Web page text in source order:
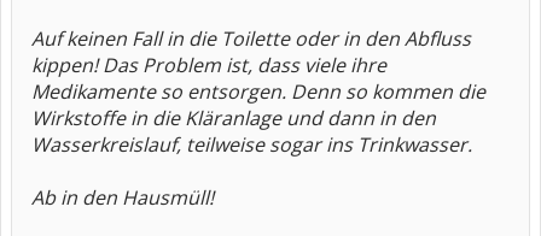
Auf keinen Fall in die Toilette oder in den Abfluss
kippen! Das Problem ist, dass viele ihre
Medikamente so entsorgen. Denn so kommen die
Wirkstoffe in die Kläranlage und dann in den
Wasserkreislauf, teilweise sogar ins Trinkwasser.
Ab in den Hausmüll!